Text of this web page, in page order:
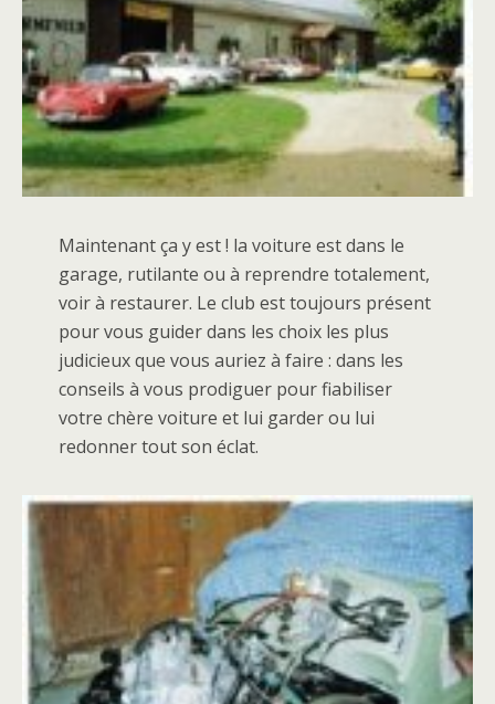
Maintenant ça y est ! la voiture est dans le
garage, rutilante ou à reprendre totalement,
voir à restaurer. Le club est toujours présent
pour vous guider dans les choix les plus
judicieux que vous auriez à faire : dans les
conseils à vous prodiguer pour fiabiliser
votre chère voiture et lui garder ou lui
redonner tout son éclat.